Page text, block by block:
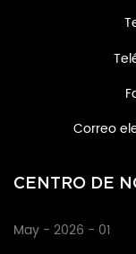
Correo
CENTRO DE
May - 2026 - 01